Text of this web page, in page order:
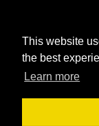
This website
the best
Learn more